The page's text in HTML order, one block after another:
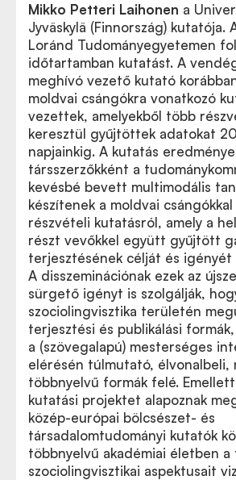
Mikko Petteri Laihonen a
Jyväskylä (Finnország) kutatója.
Loránd Tudományegyetemen
időtartamban kutatást. A
meghívó vezető kutató
moldvai csángókra vonatkozó
vezettek, amelyekből több
keresztül gyűjtöttek adatokat
napjainkig. A kutatás
társszerzőkként a
kevésbé bevett multimodális
készítenek a moldvai
részvételi kutatásról, amely a
részt vevőkkel együtt gyűjtött
terjesztésének célját és igényét
A disszeminációnak ezek az
sürgető igényt is szolgálják,
szociolingvisztika területén
terjesztési és publikálási
a (szövegalapú) mesterséges
elérésén túlmutató, élvonalbeli,
többnyelvű formák felé.
kutatási projektet alapoznak
közép-európai bölcsészet- és
társadalomtudományi kutatók
többnyelvű akadémiai életben a
szociolingvisztikai aspektusait